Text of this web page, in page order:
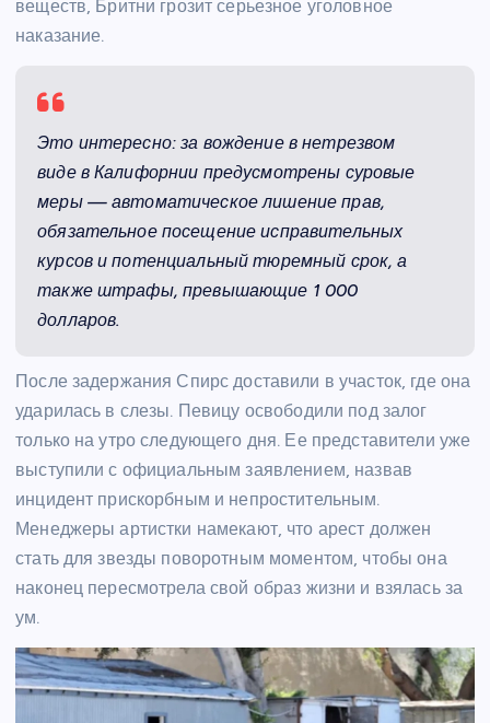
веществ, Бритни грозит серьезное уголовное
наказание.
Это интересно: за вождение в нетрезвом
виде в Калифорнии предусмотрены суровые
меры — автоматическое лишение прав,
обязательное посещение исправительных
курсов и потенциальный тюремный срок, а
также штрафы, превышающие 1 000
долларов.
После задержания Спирс доставили в участок, где она
ударилась в слезы. Певицу освободили под залог
только на утро следующего дня. Ее представители уже
выступили с официальным заявлением, назвав
инцидент прискорбным и непростительным.
Менеджеры артистки намекают, что арест должен
стать для звезды поворотным моментом, чтобы она
наконец пересмотрела свой образ жизни и взялась за
ум.